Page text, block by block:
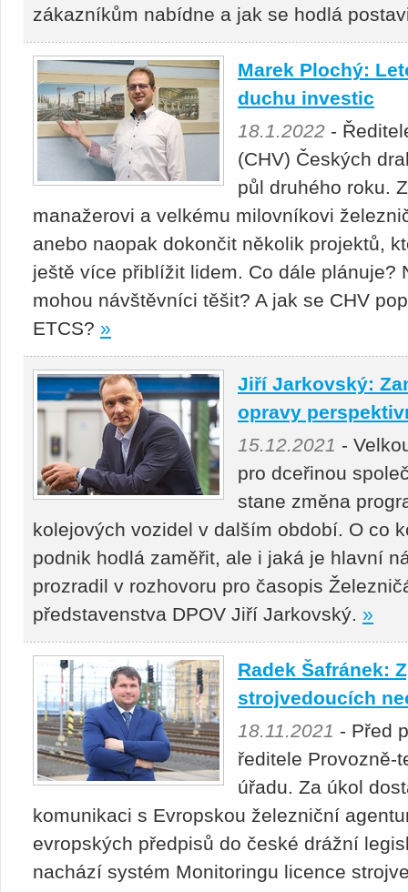
zákazníkům nabídne a jak se hodlá
Marek Plochý:
duchu investic
18.1.2022 -
(CHV) Českých
půl druhého roku.
manažerovi a velkému milovníkovi
anebo naopak dokončit několik projektů,
ještě více přiblížit lidem. Co dále plánuje?
mohou návštěvníci těšit? A jak se CHV
ETCS? »
Jiří Jarkovský:
opravy
15.12.2021 -
pro dceřinou
stane změna
kolejových vozidel v dalším období. O co
podnik hodlá zaměřit, ale i jaká je hlavní
prozradil v rozhovoru pro časopis
představenstva DPOV Jiří Jarkovský. »
Radek Šafránek:
strojvedoucích
18.11.2021 - Před
ředitele Provozně-
úřadu. Za úkol
komunikaci s Evropskou železniční
evropských předpisů do české drážní
nachází systém Monitoringu licence